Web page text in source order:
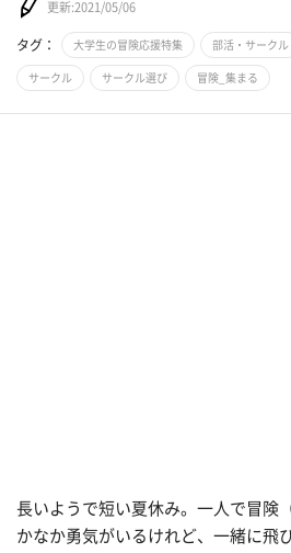
更新:2021/05/06
タグ： 大学生の冒険応援特集 部活・サークル
サークル サークル選び 冒険_集まる
長いようで短い夏休み。一人で冒険
かなか勇気がいるけれど、一緒に飛